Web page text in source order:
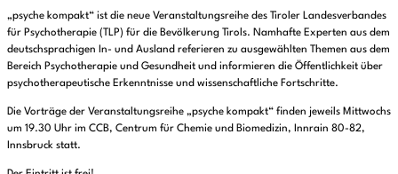
„psyche kompakt“ ist die neue Veranstaltungsreihe des Tiroler Landesverbandes
für Psychotherapie (TLP) für die Bevölkerung Tirols. Namhafte Experten aus dem
deutschsprachigen In- und Ausland referieren zu ausgewählten Themen aus dem
Bereich Psychotherapie und Gesundheit und informieren die Öffentlichkeit über
psychotherapeutische Erkenntnisse und wissenschaftliche Fortschritte.
Die Vorträge der Veranstaltungsreihe „psyche kompakt“ finden jeweils Mittwochs
um 19.30 Uhr im CCB, Centrum für Chemie und Biomedizin, Innrain 80-82,
Innsbruck statt.